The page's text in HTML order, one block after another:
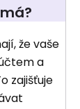
že vaše
a
zajišťuje